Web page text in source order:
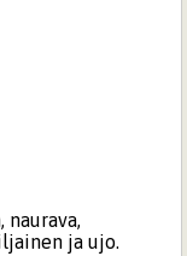
ja ujo.